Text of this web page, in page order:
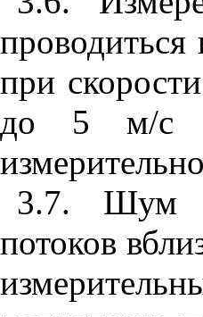
при
до 5 м/с
3.7. Шум
потоков